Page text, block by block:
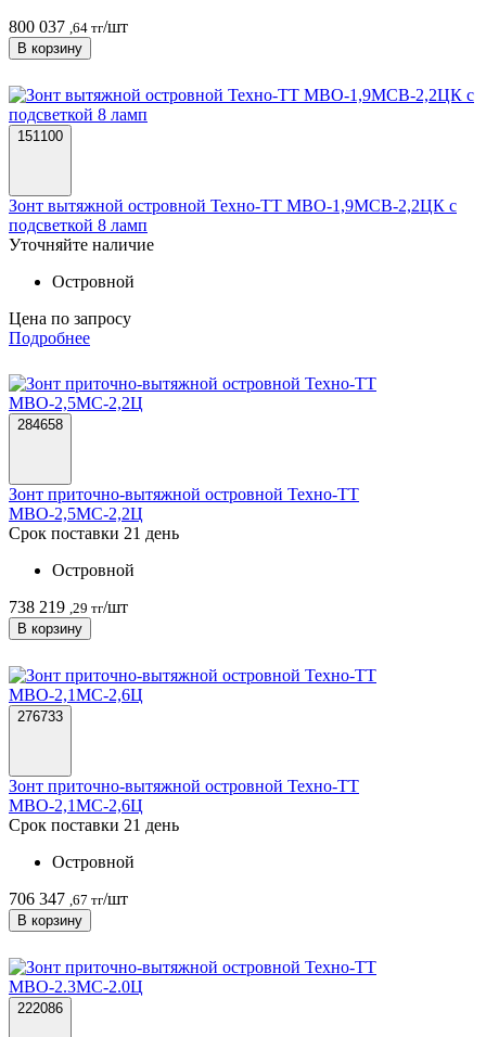
800 037 ,64 тг/шт
В корзину
151100
Зонт вытяжной островной Техно-ТТ МВО-1,9МСВ-2,2ЦК с
подсветкой 8 ламп
Уточняйте наличие
Островной
Цена по запросу
Подробнее
284658
Зонт приточно-вытяжной островной Техно-ТТ
МВО-2,5МС-2,2Ц
Срок поставки 21 день
Островной
738 219 ,29 тг/шт
В корзину
276733
Зонт приточно-вытяжной островной Техно-ТТ
МВО-2,1МС-2,6Ц
Срок поставки 21 день
Островной
706 347 ,67 тг/шт
В корзину
222086